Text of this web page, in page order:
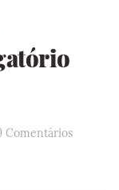
Comentários